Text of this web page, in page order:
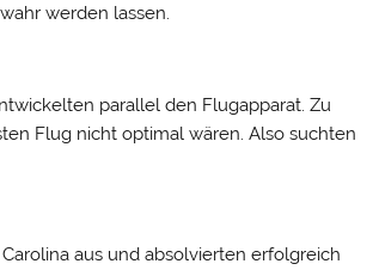
werden lassen.
parallel den Flugapparat. Zu
Flug nicht optimal wären. Also suchten
aus und absolvierten erfolgreich